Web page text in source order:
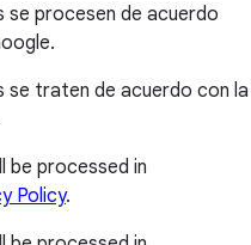
procesen de acuerdo
se traten de acuerdo con la
be processed in
Policy.